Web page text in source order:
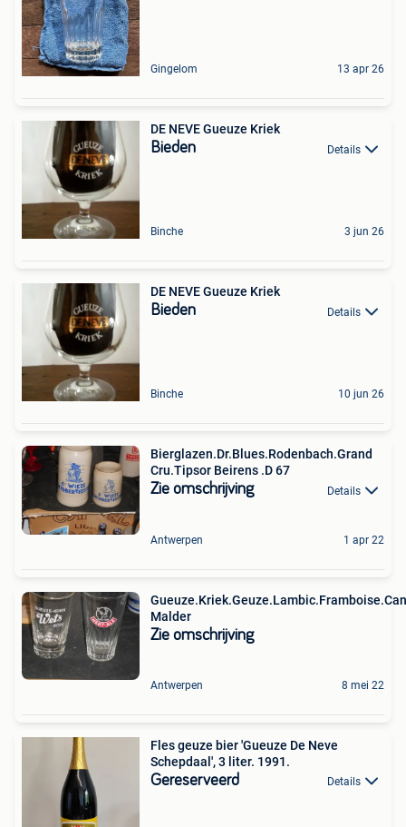
Gingelom 13 apr 26
DE NEVE Gueuze Kriek
Bieden Details
Binche 3 jun 26
DE NEVE Gueuze Kriek
Bieden Details
Binche 10 jun 26
Bierglazen.Dr.Blues.Rodenbach.Grand
Cru.Tipsor Beirens .D 67
Zie omschrijving Details
Antwerpen 1 apr 22
Malder
Zie omschrijving
Antwerpen 8 mei 22
Fles geuze bier 'Gueuze De Neve
Schepdaal', 3 liter. 1991.
Gereserveerd Details